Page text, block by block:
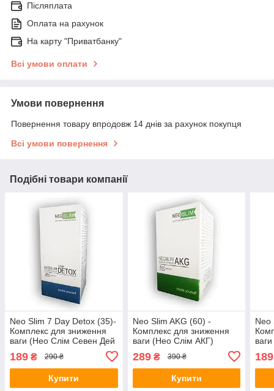
Післяплата
Оплата на рахунок
На карту "Приватбанку"
Всі умови оплати
Умови повернення
Повернення товару впродовж 14 днів за рахунок покупця
Всі умови повернення
Подібні товари компанії
Neo Slim 7 Day Detox (35)-
Комплекс для зниження
ваги (Нео Слім Севен Дей
189 ₴ 290 ₴
Купити
Neo Slim AKG (60) -
Комплекс для зниження
ваги (Нео Слім АКГ)
289₴ 390 ₴
Купити
Neo
189